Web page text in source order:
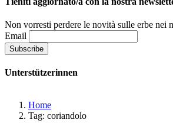
Non vorresti perdere le novità sulle erbe nei
Email
Unterstützerinnen
Home
Tag: coriandolo